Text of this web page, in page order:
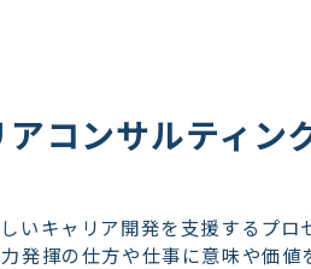
アコンサルティン
いキャリア開発を支援するプ
揮の仕方や仕事に意味や価値